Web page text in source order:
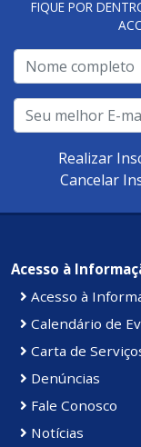
A metodologia
qualidade no
realização de
infraestrutura,
produtividade.
Kennedy.
FIQUE POR
Realizar
Cancelar
Acesso à
Acesso à
Calendário de
Carta de
Denúncias
Fale Conosco
Notícias